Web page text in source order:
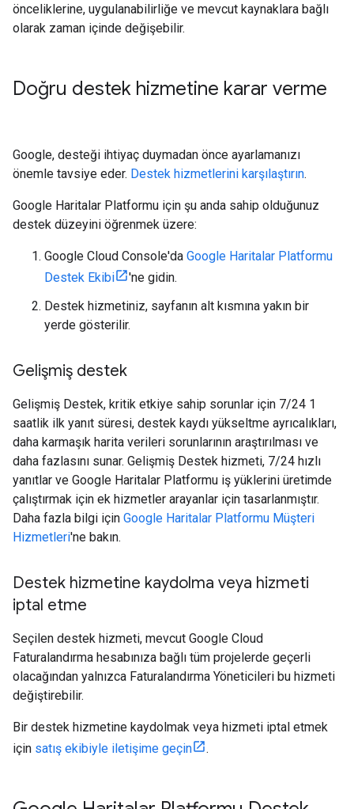
önceliklerine, uygulanabilirliğe ve mevcut kaynaklara bağlı
olarak zaman içinde değişebilir.
Doğru destek hizmetine karar verme
Google, desteği ihtiyaç duymadan önce ayarlamanızı
önemle tavsiye eder. Destek hizmetlerini karşılaştırın.
Google Haritalar Platformu için şu anda sahip olduğunuz
destek düzeyini öğrenmek üzere:
Google Cloud Console'da Google Haritalar Platformu
Destek Ekibi
'ne gidin.
Destek hizmetiniz, sayfanın alt kısmına yakın bir
yerde gösterilir.
Gelişmiş destek
Gelişmiş Destek, kritik etkiye sahip sorunlar için 7/24 1
saatlik ilk yanıt süresi, destek kaydı yükseltme ayrıcalıkları,
daha karmaşık harita verileri sorunlarının araştırılması ve
daha fazlasını sunar. Gelişmiş Destek hizmeti, 7/24 hızlı
yanıtlar ve Google Haritalar Platformu iş yüklerini üretimde
çalıştırmak için ek hizmetler arayanlar için tasarlanmıştır.
Daha fazla bilgi için Google Haritalar Platformu Müşteri
Hizmetleri'ne bakın.
Destek hizmetine kaydolma veya hizmeti
iptal etme
Seçilen destek hizmeti, mevcut Google Cloud
Faturalandırma hesabınıza bağlı tüm projelerde geçerli
olacağından yalnızca Faturalandırma Yöneticileri bu hizmeti
değiştirebilir.
Bir destek hizmetine kaydolmak veya hizmeti iptal etmek
için satış ekibiyle iletişime geçin .